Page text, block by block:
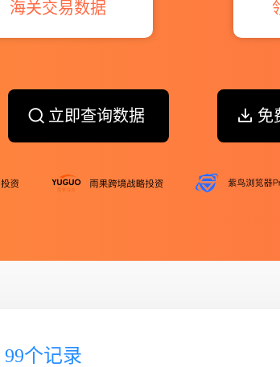
海关交易数据
立即查询数据 免
99个记录